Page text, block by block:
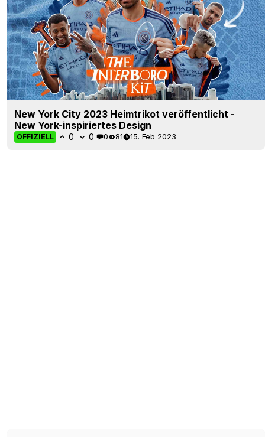
New York City 2023 Heimtrikot veröffentlicht -
New York-inspiriertes Design
OFFIZIELL 0 0 0 81 15. Feb 2023